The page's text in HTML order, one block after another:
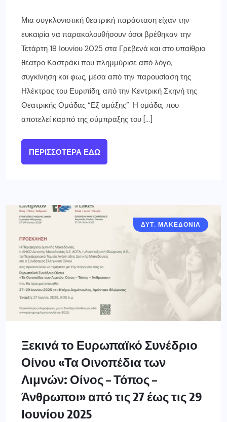
Μια συγκλονιστική θεατρική παράσταση είχαν την
ευκαιρία να παρακολουθήσουν όσοι βρέθηκαν την
Τετάρτη 18 Ιουνίου 2025 στα Γρεβενά και στο υπαίθριο
θέατρο Καστράκι που πλημμύρισε από λόγο,
συγκίνηση και φως, μέσα από την παρουσίαση της
Ηλέκτρας του Ευριπίδη, από την Κεντρική Σκηνή της
Θεατρικής Ομάδας “Εξ αμάξης”. Η ομάδα, που
αποτελεί καρπό της σύμπραξης του […]
ΠΕΡΙΣΣΌΤΕΡΑ ΕΔΏ
ΔΥΤ. ΜΑΚΕΔΟΝΙΑ
Ξεκινά το Ευρωπαϊκό Συνέδριο
Οίνου «Τα Οινοπέδια των
Λιμνών: Οίνος – Τόπος –
Άνθρωποι» από τις 27 έως τις 29
Ιουνίου 2025